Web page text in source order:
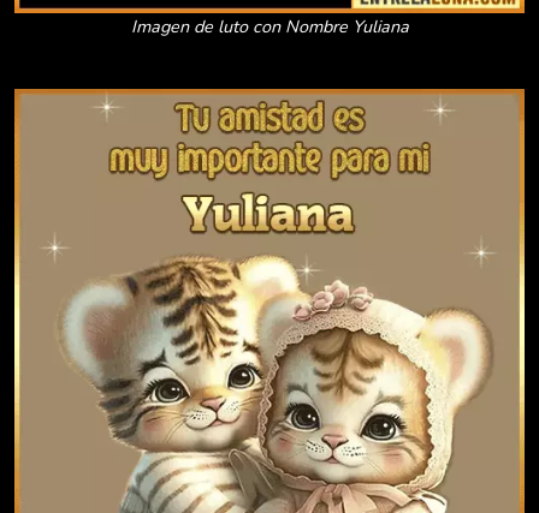
Imagen de luto con Nombre Yuliana